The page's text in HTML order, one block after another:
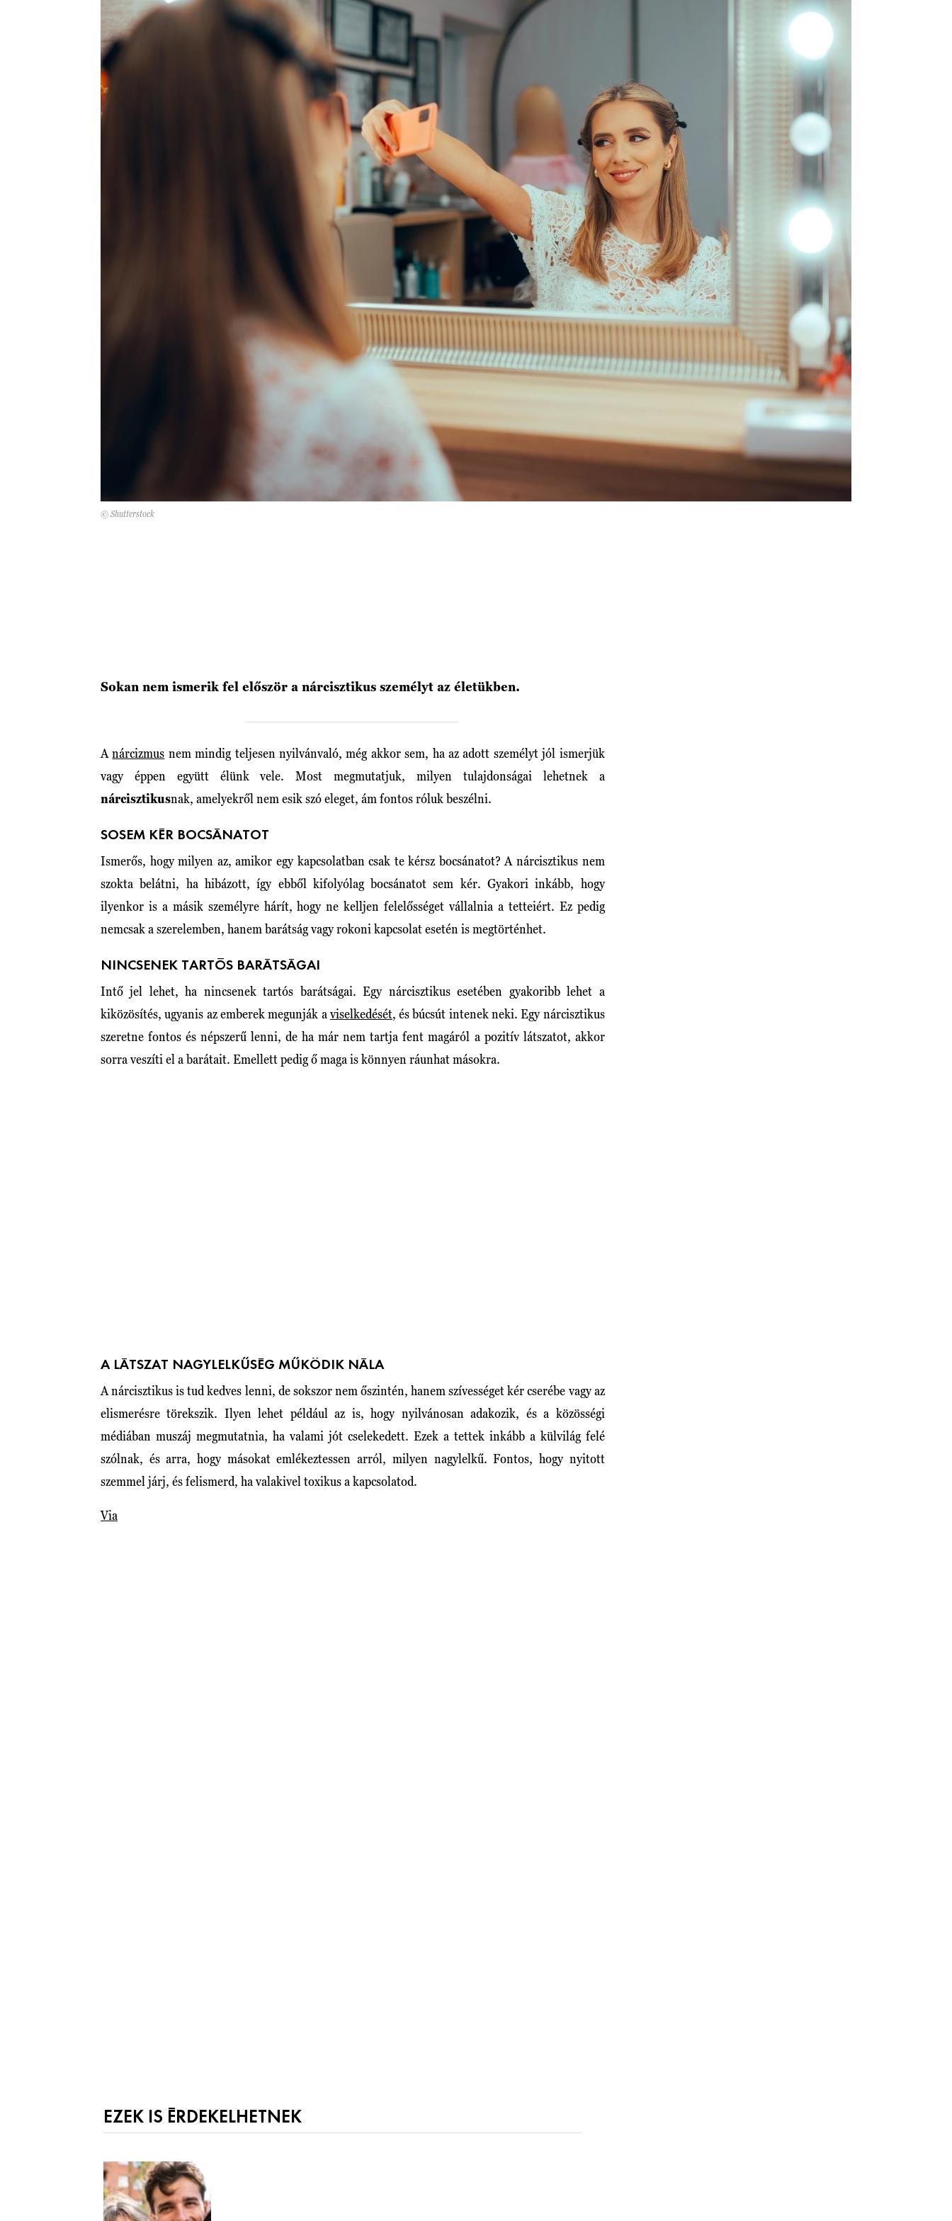
© Shutterstock
Sokan nem ismerik fel először a nárcisztikus személyt az életükben.
Anárcizmus nem mindig teljesen nyilvánvaló, még akkor sem, ha az adott személyt jól ismerjük
vagy éppen együtt élünk vele. Most megmutatjuk, milyen tulajdonságai lehetnek a
nárcisztikusnak, amelyekről nem esik szó eleget, ám fontos róluk beszélni.
SOSEM KÉR BOCSÁNATOT
Ismerős, hogy milyen az, amikor egy kapcsolatban csak te kérsz bocsánatot? A nárcisztikus nem
szokta belátni, ha hibázott, így ebből kifolyólag bocsánatot sem kér. Gyakori inkább, hogy
ilyenkor is a másik személyre hárít, hogy ne kelljen felelősséget vállalnia a tetteiért. Ez pedig
nemcsak a szerelemben, hanem barátság vagy rokoni kapcsolat esetén is megtörténhet.
NINCSENEK TARTÓS BARÁTSÁGAI
Intő jel lehet, ha nincsenek tartós barátságai. Egy nárcisztikus esetében gyakoribb lehet a
kiközösítés, ugyanis az emberek megunják a viselkedését, és búcsút intenek neki. Egy nárcisztikus
szeretne fontos és népszerű lenni, de ha már nem tartja fent magáról a pozitív látszatot, akkor
sorra veszíti el a barátait. Emellett pedig ő maga is könnyen ráunhat másokra.
A LÁTSZAT NAGYLELKŰSÉG MŰKÖDIK NÁLA
A nárcisztikus is tud kedves lenni, de sokszor nem őszintén, hanem szívességet kér cserébe vagy az
elismerésre törekszik. Ilyen lehet például az is, hogy nyilvánosan adakozik, és a közösségi
médiában muszáj megmutatnia, ha valami jót cselekedett. Ezek a tettek inkább a külvilág felé
szólnak, és arra, hogy másokat emlékeztessen arról, milyen nagylelkű. Fontos, hogy nyitott
szemmel járj, és felismerd, ha valakivel toxikus a kapcsolatod.
Via
EZEK IS ÉRDEKELHETNEK